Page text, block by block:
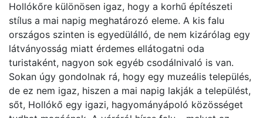
Hollókőre különösen igaz, hogy a korhű építészeti
stílus a mai napig meghatározó eleme. A kis falu
országos szinten is egyedülálló, de nem kizárólag egy
látványosság miatt érdemes ellátogatni oda
turistaként, nagyon sok egyéb csodálnivaló is van.
Sokan úgy gondolnak rá, hogy egy muzeális település,
de ez nem igaz, hiszen a mai napig lakják a települést,
sőt, Hollókő egy igazi, hagyományápoló közösséget